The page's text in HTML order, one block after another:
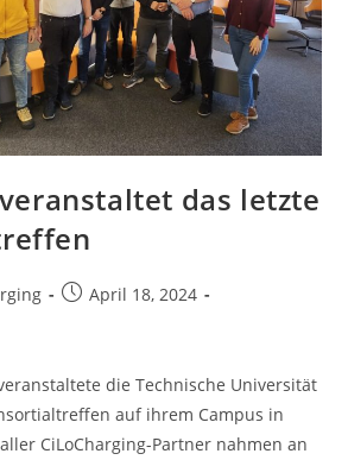
das letzte
April 18, 2024
die Technische Universität
auf ihrem Campus in
CiLoCharging-Partner nahmen an